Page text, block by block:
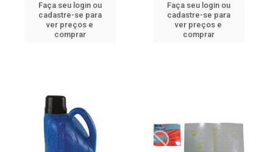
Faça seu login ou
cadastre-se para
ver preços e
comprar
Faça seu login ou
cadastre-se para
ver preços e
comprar